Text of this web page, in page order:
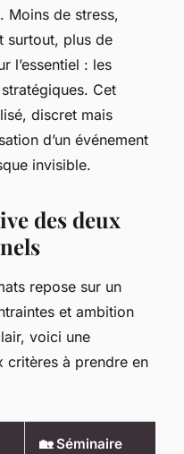
Moins de stress,
surtout, plus de
l’essentiel : les
Cet
discret mais
d’un événement
invisible.
des deux
repose sur un
et ambition
voici une
critères à prendre en
🏡 Séminaire